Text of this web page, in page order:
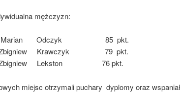
mężczyzn:
Odczyk 85 pkt.
Krawczyk 79 pkt.
Lekston 76 pkt.
miejsc otrzymali puchary dyplomy oraz